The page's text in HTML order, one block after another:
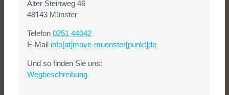
Alter Steinweg 46
48143 Münster
Telefon 0251 44042
E-Mail info[at]move-muenster[punkt]de
Und so finden Sie uns:
Wegbeschreibung